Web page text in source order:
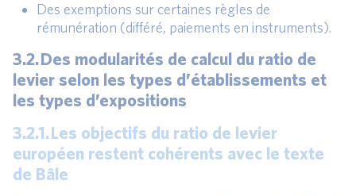
Des exemptions sur certaines règles de
rémunération (différé, paiements en instruments).
3.2. Des modularités de calcul du ratio de
levier selon les types d’établissements et
les types d’expositions
3.2.1. Les objectifs du ratio de levier
européen restent cohérents avec le texte
de Bâle